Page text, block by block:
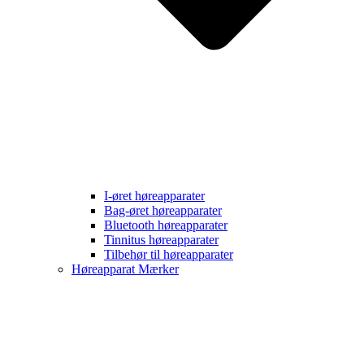
I-øret høreapparater
Bag-øret høreapparater
Bluetooth høreapparater
Tinnitus høreapparater
Tilbehør til høreapparater
Høreapparat Mærker